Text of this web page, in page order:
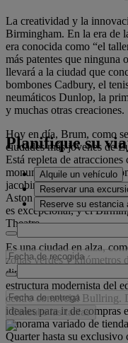
La creatividad y la
Birmingham. En la era de
era conocida como “el
más patentes que
llevará a la ciudad que
bombones Cadbury, el
neumáticos Dunlop, la
y muchas otras creaciones.
Hoy en día, Brum, como
ciudades más jóvenes de
Está repleta de atracciones
monumentos históricos,
jacobino de Grado I,
Aston Villa. También
es excepcional, y el
Theatre.
Es una ciudad en alza,
zonas verdes y kilómetros
dirección a la
estructura modernista del
centro comercial Bullring.
ideales para ir de compras
panorama variado de
Quarter hasta su
Planifique su
Alquile un vehículo
Reservar una
Reserve su estancia
Consulte las tarifas